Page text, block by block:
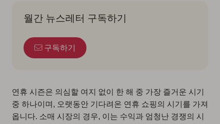
월간 뉴스레터 구독하기
구독하기
연휴 시즌은 의심할 여지 없이 한 해 중 가장 즐거운 시기
중 하나이며, 오랫동안 기다려온 연휴 쇼핑의 시기를 가져
옵니다. 소매 시장의 경우, 이는 수익과 엄청난 경쟁의 시